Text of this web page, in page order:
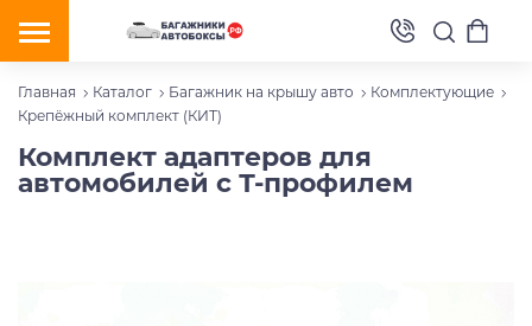
Главная Каталог Багажник на крышу авто
Комплектующие
Крепёжный комплект (КИТ)
Комплект адаптеров для
автомобилей с Т-профилем